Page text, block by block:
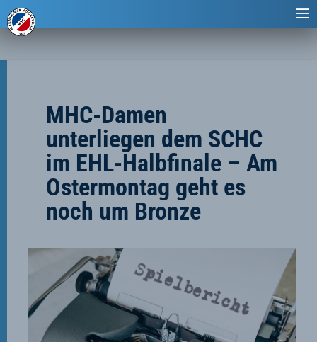
MHC-Damen
unterliegen dem SCHC
im EHL-Halbfinale – Am
Ostermontag geht es
noch um Bronze